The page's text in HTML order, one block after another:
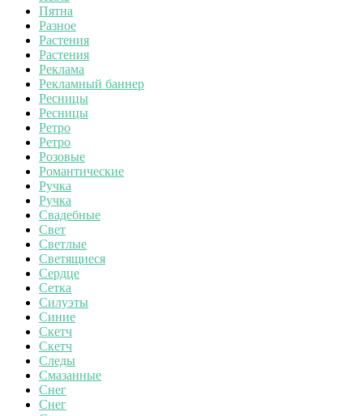
Пятна
Разное
Растения
Растения
Реклама
Рекламный баннер
Ресницы
Ресницы
Ретро
Ретро
Розовые
Романтические
Ручка
Ручка
Свадебные
Свет
Светлые
Светящиеся
Сердце
Сетка
Силуэты
Синие
Скетч
Скетч
Следы
Смазанные
Снег
Снег